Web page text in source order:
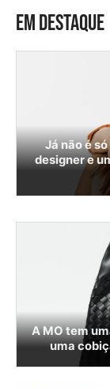
EM DESTAQUE
Já não é
designer e
A MO tem
uma